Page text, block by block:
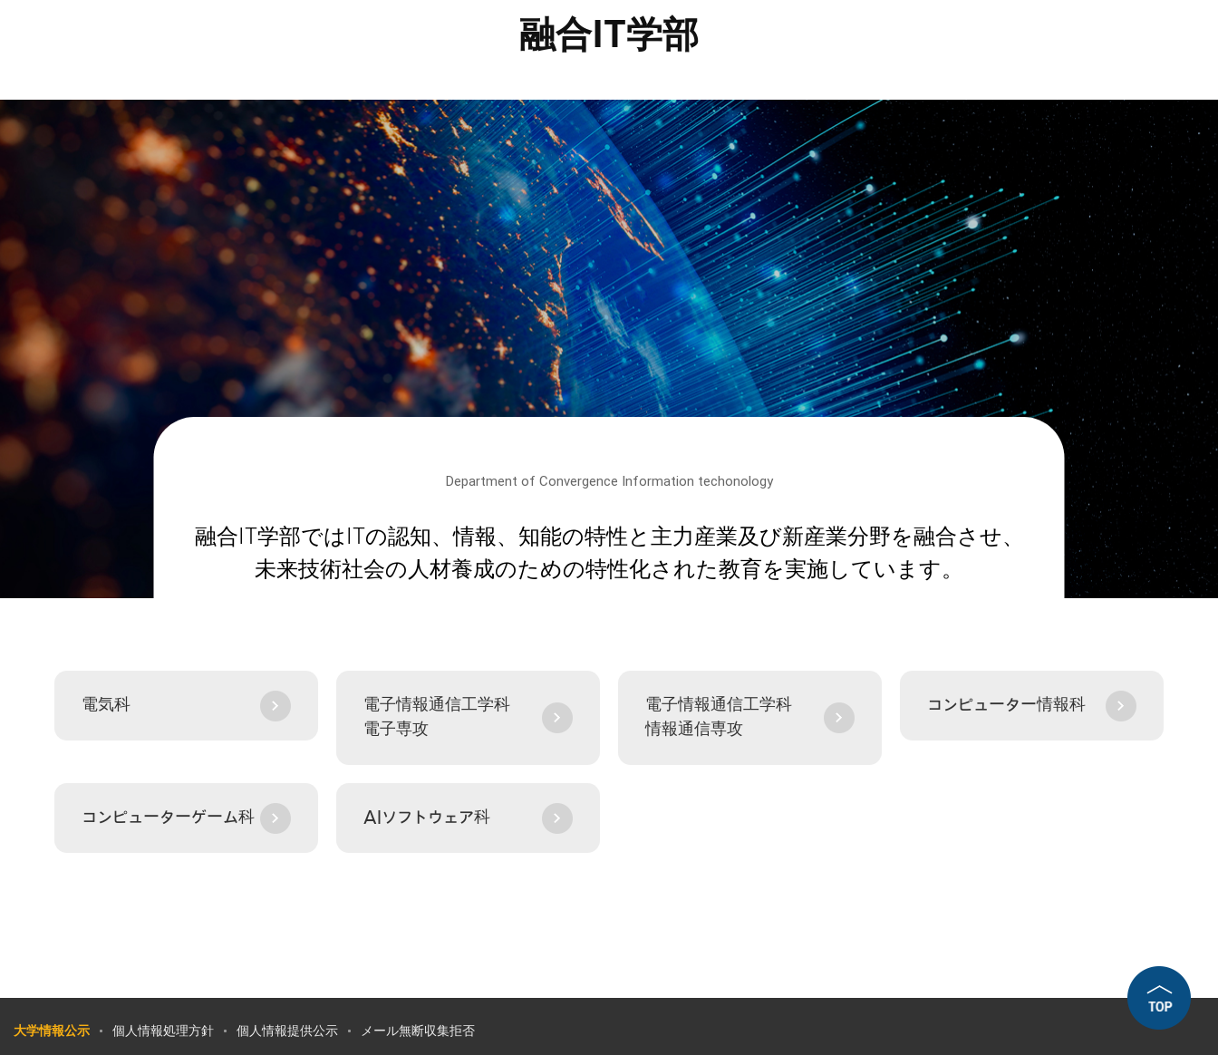
融合IT学部
Department of Convergence Information techonology
融合IT学部ではITの認知、情報、知能の特性と主力産業及び新産業分野を融合させ、
未来技術社会の人材養成のための特性化された教育を実施しています。
電気科
電子情報通信工学科
電子専攻
電子情報通信工学科
情報通信専攻
コンピューター情報科
コンピューターゲーム科 AIソフトウェア科
大学情報公示 個人情報処理方針 個人情報提供公示 メール無断収集拒否